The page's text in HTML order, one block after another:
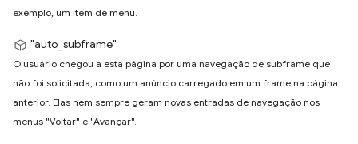
exemplo, um item de menu.
"auto_subframe"
O usuário chegou a esta página por uma navegação de subframe que
não foi solicitada, como um anúncio carregado em um frame na página
anterior. Elas nem sempre geram novas entradas de navegação nos
menus "Voltar" e "Avançar".